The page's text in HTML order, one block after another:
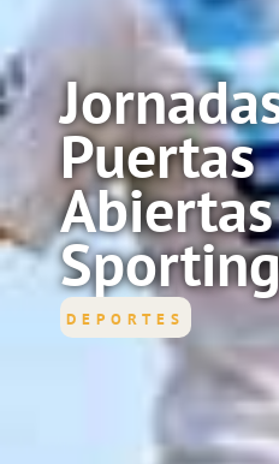
Puertas
DEPORTES